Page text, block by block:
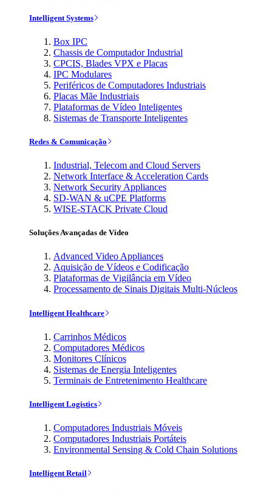
Intelligent Systems
Box IPC
Chassis de Computador Industrial
CPCIS, Blades VPX e Placas
IPC Modulares
Periféricos de Computadores Industriais
Placas Mãe Industriais
Plataformas de Vídeo Inteligentes
Sistemas de Transporte Inteligentes
Redes & Comunicação
Industrial, Telecom and Cloud Servers
Network Interface & Acceleration Cards
Network Security Appliances
SD-WAN & uCPE Platforms
WISE-STACK Private Cloud
Soluções Avançadas de Vídeo
Advanced Video Appliances
Aquisição de Vídeos e Codificação
Plataformas de Vigilância em Vídeo
Processamento de Sinais Digitais Multi-Núcleos
Intelligent Healthcare
Carrinhos Médicos
Computadores Médicos
Monitores Clínicos
Sistemas de Energia Inteligentes
Terminais de Entretenimento Healthcare
Intelligent Logistics
Computadores Industriais Móveis
Computadores Industriais Portáteis
Environmental Sensing & Cold Chain Solutions
Intelligent Retail